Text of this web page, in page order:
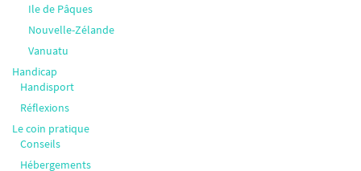
Ile de Pâques
Nouvelle-Zélande
Vanuatu
Handicap
Handisport
Réflexions
Le coin pratique
Conseils
Hébergements